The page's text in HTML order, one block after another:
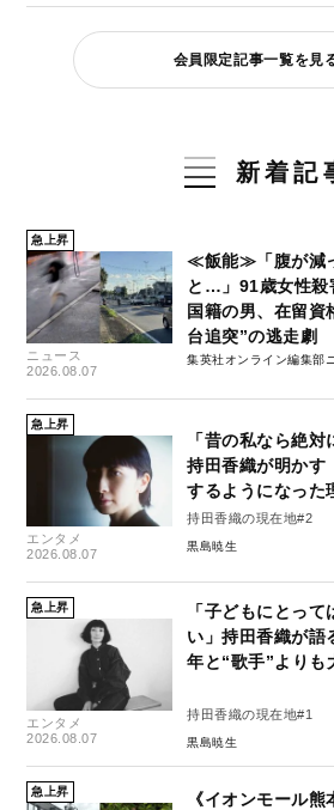
会員限定記事一覧を見
新着記
急上昇
ニュース
2026.08.07
≪飯能≫「腹が減
と…」91歳女性殺
国籍の男、在留
台追突”の逃走劇
集英社オンライン編集部
急上昇
エンタメ
2026.08.07
「昔の私なら絶
持田香織が明かす
するようになった
持田香織の現在地#2
黒島暁生
急上昇
エンタメ
2026.08.07
「子どもにとっ
い」持田香織が語
年と“歌手”よりも
持田香織の現在地#1
黒島暁生
急上昇
《イオンモール